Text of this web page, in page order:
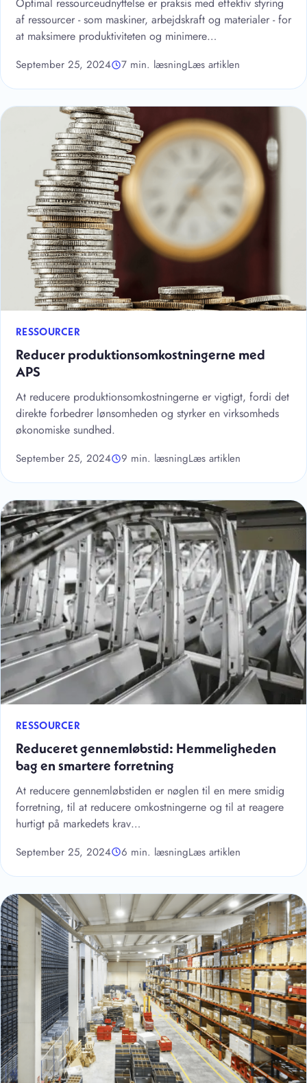
af ressourcer - som maskiner, arbejdskraft og materialer - for
at maksimere produktiviteten og minimere…
September 25, 2024 7 min. læsningLæs artiklen
RESSOURCER
Reducer produktionsomkostningerne med
APS
At reducere produktionsomkostningerne er vigtigt, fordi det
direkte forbedrer lønsomheden og styrker en virksomheds
økonomiske sundhed.
September 25, 2024 9 min. læsningLæs artiklen
RESSOURCER
Reduceret gennemløbstid: Hemmeligheden
bag en smartere forretning
At reducere gennemløbstiden er nøglen til en mere smidig
forretning, til at reducere omkostningerne og til at reagere
hurtigt på markedets krav…
September 25, 2024 6 min. læsningLæs artiklen